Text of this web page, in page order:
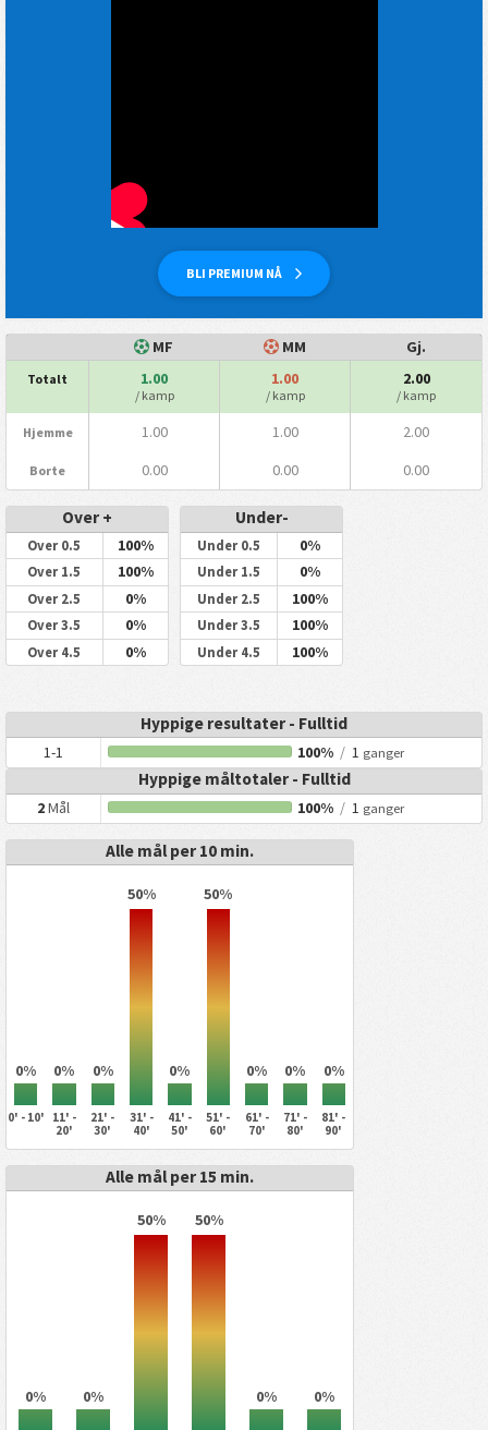
BLI PREMIUM NÅ
MF MM Gj.
Totalt 1.00
/ kamp
1.00
/ kamp
2.00
/ kamp
Hjemme 1.00 1.00 2.00
Borte 0.00 0.00 0.00
Over +
Over 0.5 100%
Over 1.5 100%
Over 2.5 0%
Over 3.5 0%
Over 4.5 0%
Under-
Under 0.5 0%
Under 1.5 0%
Under 2.5 100%
Under 3.5 100%
Under 4.5 100%
Hyppige resultater - Fulltid
1-1 100% / 1 ganger
Hyppige måltotaler - Fulltid
2Mål 100% / 1 ganger
Alle mål per 10 min.
0% 0% 0%
50%
0%
50%
0% 0% 0%
0' - 10'
11' -
20'
21' -
30'
31' -
40'
41' -
50'
51' -
60'
61' -
70'
71' -
80'
81' -
90'
Alle mål per 15 min.
0% 0%
50% 50%
0% 0%